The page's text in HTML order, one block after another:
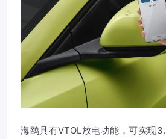
海鸥具有VTOL放电功能，可实现